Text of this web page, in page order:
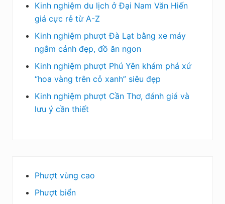
Kinh nghiệm du lịch ở Đại Nam Văn Hiến
giá cực rẻ từ A-Z
Kinh nghiệm phượt Đà Lạt bằng xe máy
ngắm cảnh đẹp, đồ ăn ngon
Kinh nghiệm phượt Phú Yên khám phá xứ
“hoa vàng trên cỏ xanh” siêu đẹp
Kinh nghiệm phượt Cần Thơ, đánh giá và
lưu ý cần thiết
Phượt vùng cao
Phượt biển